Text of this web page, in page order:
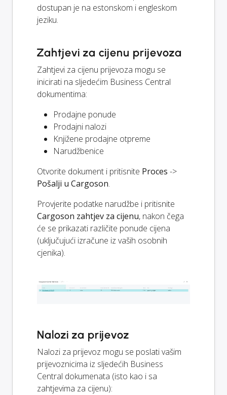
dostupan je na estonskom i engleskom
jeziku.
Zahtjevi za cijenu prijevoza
Zahtjevi za cijenu prijevoza mogu se
inicirati na sljedećim Business Central
dokumentima:
Prodajne ponude
Prodajni nalozi
Knjižene prodajne otpreme
Narudžbenice
Otvorite dokument i pritisnite Proces ->
Pošalji u Cargoson.
Provjerite podatke narudžbe i pritisnite
Cargoson zahtjev za cijenu, nakon čega
će se prikazati različite ponude cijena
(uključujući izračune iz vaših osobnih
cjenika).
Nalozi za prijevoz
Nalozi za prijevoz mogu se poslati vašim
prijevoznicima iz sljedećih Business
Central dokumenata (isto kao i sa
zahtjevima za cijenu):